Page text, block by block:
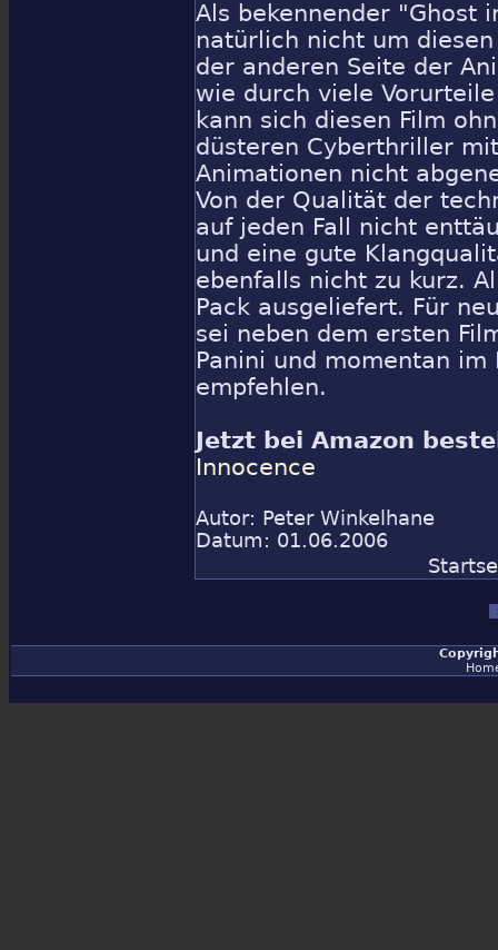
Als bekennender "Ghost
natürlich nicht um
der anderen Seite der
wie durch viele
kann sich diesen Film
düsteren Cyberthriller
Animationen nicht
Von der Qualität der
auf jeden Fall nicht
und eine gute
ebenfalls nicht zu kurz.
Pack ausgeliefert. Für
sei neben dem ersten
Panini und momentan im
empfehlen.
Jetzt bei Amazon
Innocence
Autor: Peter Winkelhane
Datum: 01.06.2006